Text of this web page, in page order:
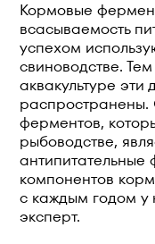
Кормовые
всасываемость
успехом
свиноводстве.
аквакультуре эти
ферментов,
рыбоводстве,
антипитательные
компонентов
с каждым годом у
эксперт.